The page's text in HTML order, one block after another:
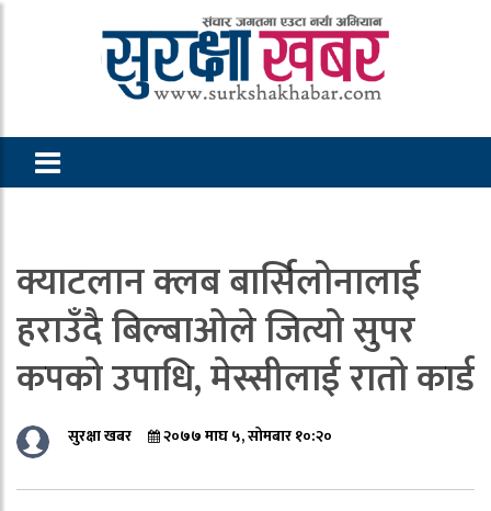
क्याटलान क्लब बार्सिलोनालाई
हराउँदै बिल्बाओले जित्यो सुपर
कपको उपाधि, मेस्सीलाई रातो कार्ड
सुरक्षा खबर २०७७ माघ ५, सोमबार १०:२०